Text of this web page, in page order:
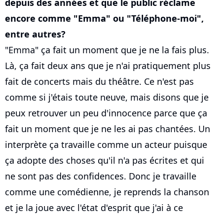
encore comme "Emma" ou "Téléphone-moi",
entre autres?
"Emma" ça fait un moment que je ne la fais plus.
Là, ça fait deux ans que je n'ai pratiquement plus
fait de concerts mais du théâtre. Ce n'est pas
comme si j'étais toute neuve, mais disons que je
peux retrouver un peu d'innocence parce que ça
fait un moment que je ne les ai pas chantées. Un
interprète ça travaille comme un acteur puisque
ça adopte des choses qu'il n'a pas écrites et qui
ne sont pas des confidences. Donc je travaille
comme une comédienne, je reprends la chanson
et je la joue avec l'état d'esprit que j'ai à ce